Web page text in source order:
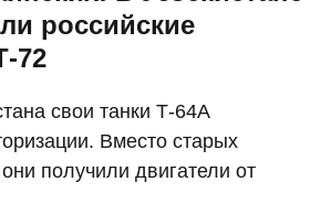
российские
72
свои танки Т-64А
Вместо старых
получили двигатели от